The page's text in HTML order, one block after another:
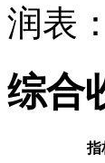
润表
综合
指